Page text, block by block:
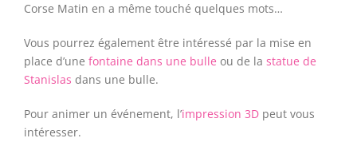
Corse Matin en a même touché quelques mots…
Vous pourrez également être intéressé par la mise en
place d’une fontaine dans une bulle ou de la statue de
Stanislas dans une bulle.
Pour animer un événement, l’impression 3D peut vous
intéresser.